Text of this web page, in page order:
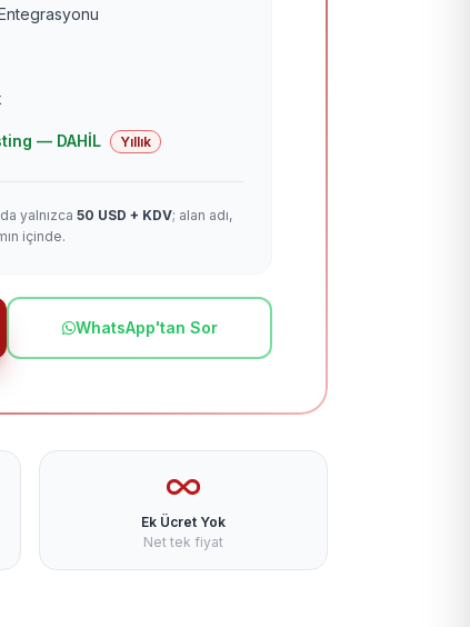
— DAHİL Yıllık
yalnızca 50 USD + KDV; alan adı,
içinde.
WhatsApp'tan Sor
Ek Ücret Yok
Net tek fiyat